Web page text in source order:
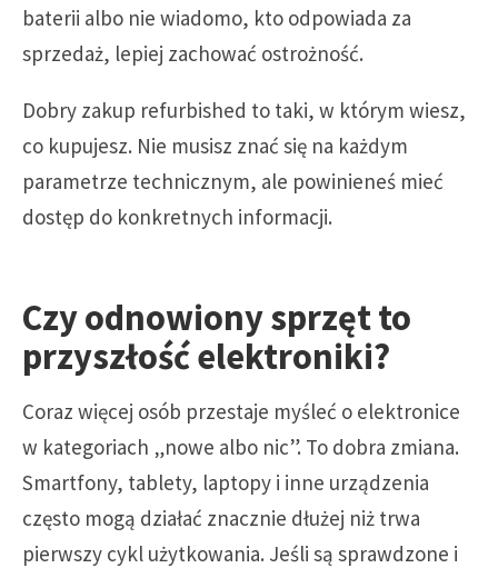
baterii albo nie wiadomo, kto odpowiada za
sprzedaż, lepiej zachować ostrożność.
Dobry zakup refurbished to taki, w którym wiesz,
co kupujesz. Nie musisz znać się na każdym
parametrze technicznym, ale powinieneś mieć
dostęp do konkretnych informacji.
Czy odnowiony sprzęt to
przyszłość elektroniki?
Coraz więcej osób przestaje myśleć o elektronice
w kategoriach „nowe albo nic”. To dobra zmiana.
Smartfony, tablety, laptopy i inne urządzenia
często mogą działać znacznie dłużej niż trwa
pierwszy cykl użytkowania. Jeśli są sprawdzone i